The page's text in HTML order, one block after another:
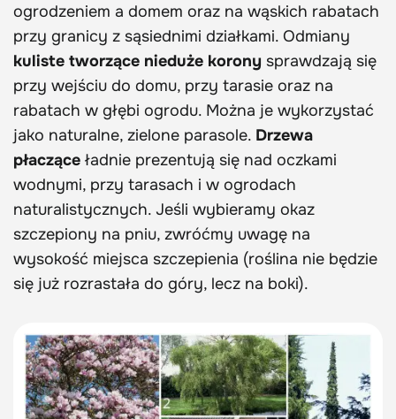
ogrodzeniem a domem oraz na wąskich rabatach
przy granicy z sąsiednimi działkami. Odmiany
kuliste tworzące nieduże korony sprawdzają się
przy wejściu do domu, przy tarasie oraz na
rabatach w głębi ogrodu. Można je wykorzystać
jako naturalne, zielone parasole. Drzewa
płaczące ładnie prezentują się nad oczkami
wodnymi, przy tarasach i w ogrodach
naturalistycznych. Jeśli wybieramy okaz
szczepiony na pniu, zwróćmy uwagę na
wysokość miejsca szczepienia (roślina nie będzie
się już rozrastała do góry, lecz na boki).